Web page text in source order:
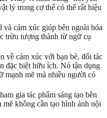
lý trong cơ thể có thể rất hiệu
và cảm xúc giúp bên ngoài hóa
trừu tượng thành từ ngữ cụ
về cảm xúc với bạn bè, đối tác
đặc biệt hữu ích. Nó tận dụng
mạnh mẽ mà nhiều người có
gia tác phẩm sáng tạo bên
không cần tạo hình ảnh nội